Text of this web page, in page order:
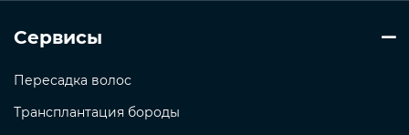
Сервисы
Пересадка волос
Трансплантация бороды